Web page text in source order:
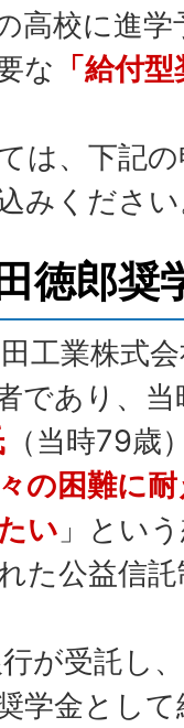
高校に進
な 「給付
は、下記
みくださ
徳郎奨
工業株式
であり、
（当時79歳
の困難に
い 」とい
た公益信
が受託し
学金とし